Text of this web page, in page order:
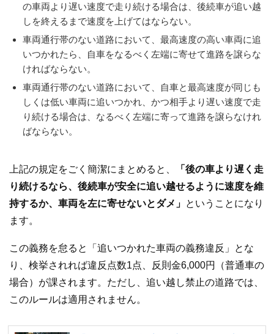
の車両より遅い速度で走り続ける場合は、後続車が追い越
しを終えるまで速度を上げてはならない。
車両通行帯のない道路において、最高速度の高い車両に追
いつかれたら、自車をなるべく左端に寄せて進路を譲らな
ければならない。
車両通行帯のない道路において、自車と最高速度が同じも
しくは低い車両に追いつかれ、かつ相手より遅い速度で走
り続ける場合は、なるべく左端に寄って進路を譲らなけれ
ばならない。
上記の規定をごく簡潔にまとめると、
「後の車より遅く走
り続けるなら、後続車が安全に追い越せるように速度を維
持するか、車両を左に寄せないとダメ」 ということになり
ます。
この義務を怠ると「追いつかれた車両の義務違反」とな
り、検挙されれば違反点数1点、反則金6,000円（普通車の
場合）が課されます。ただし、追い越し禁止の道路では、
このルールは適用されません。